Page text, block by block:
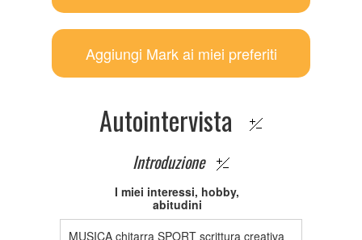
Aggiungi Mark ai miei preferiti
Autointervista
Introduzione
I miei interessi, hobby,
abitudini
MUSICA chitarra SPORT scrittura creativa